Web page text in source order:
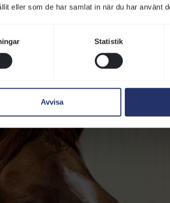
eller som de har samlat in när du har använt
Statistik
Avvisa